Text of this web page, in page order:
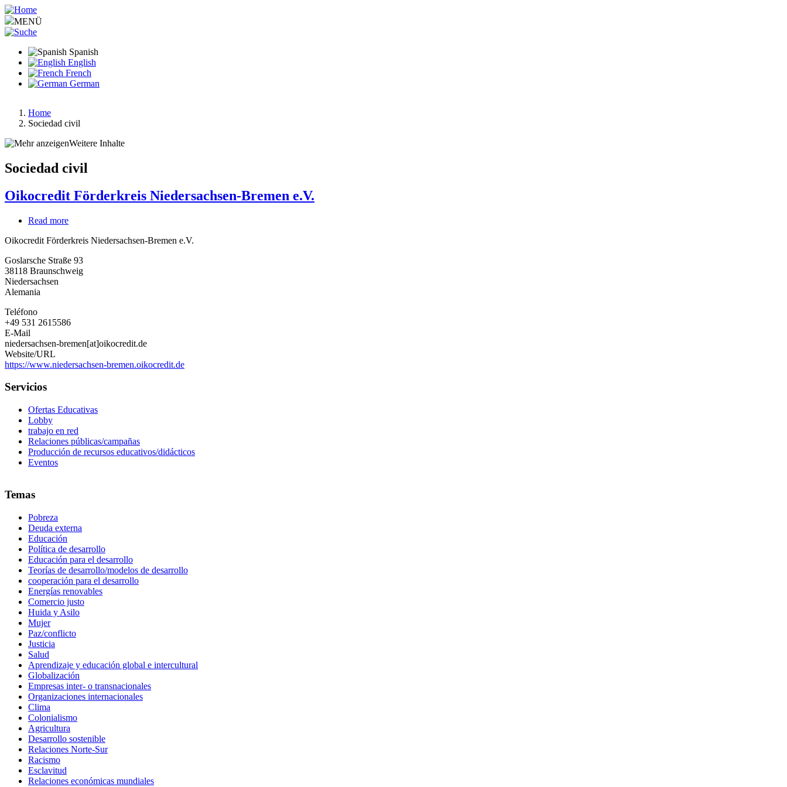
Pasar
al
contenido
MENÜ
Spanish
English
French
German
Ruta
de
Home
Sociedad civil
Weitere Inhalte
Sociedad civil
Oikocredit Förderkreis Niedersachsen-Bremen e.V.
Read more
Förderkreis
Bremen
e.V.
Oikocredit Förderkreis Niedersachsen-Bremen e.V.
Goslarsche Straße 93
38118 Braunschweig
Niedersachsen
Alemania
Teléfono
+49 531 2615586
E-Mail
niedersachsen-bremen[at]oikocredit.de
Website/URL
https://www.niedersachsen-bremen.oikocredit.de
Servicios
Ofertas Educativas
Lobby
trabajo en red
Relaciones públicas/campañas
Producción de recursos educativos/didácticos
Eventos
Temas
Pobreza
Deuda externa
Educación
Política de desarrollo
Educación para el desarrollo
Teorías de desarrollo/modelos de desarrollo
cooperación para el desarrollo
Energías renovables
Comercio justo
Huida y Asilo
Mujer
Paz/conflicto
Justicia
Salud
Aprendizaje y educación global e intercultural
Globalización
Empresas inter- o transnacionales
Organizaciones internacionales
Clima
Colonialismo
Agricultura
Desarrollo sostenible
Relaciones Norte-Sur
Racismo
Esclavitud
Relaciones económicas mundiales